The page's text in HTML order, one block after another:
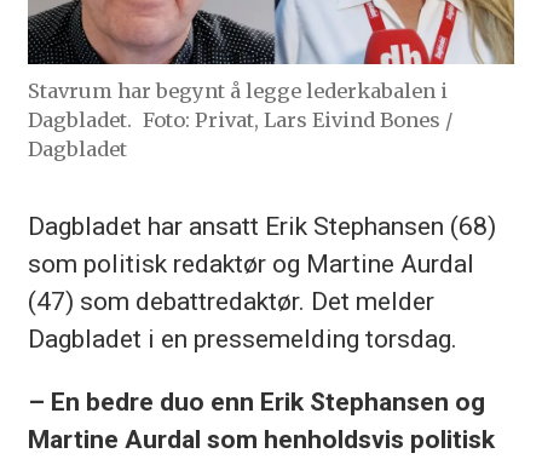
Stavrum har begynt å legge lederkabalen i
Dagbladet. Foto: Privat, Lars Eivind Bones /
Dagbladet
Dagbladet har ansatt Erik Stephansen (68)
som politisk redaktør og Martine Aurdal
(47) som debattredaktør. Det melder
Dagbladet i en pressemelding torsdag.
– En bedre duo enn Erik Stephansen og
Martine Aurdal som henholdsvis politisk